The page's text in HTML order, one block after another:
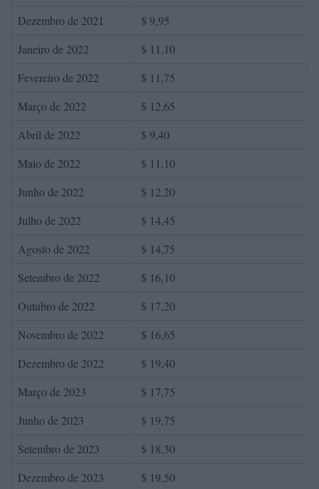
Dezembro de 2021
$ 9,95
Janeiro de 2022
$ 11,10
Fevereiro de 2022
$ 11,75
Março de 2022
$ 12,65
Abril de 2022
$ 9,40
Maio de 2022
$ 11,10
Junho de 2022
$ 12,20
Julho de 2022
$ 14,45
Agosto de 2022
$ 14,75
Setembro de 2022
$ 16,10
Outubro de 2022
$ 17,20
Novembro de 2022
$ 16,65
Dezembro de 2022
$ 19,40
Março de 2023
$ 17,75
Junho de 2023
$ 19,75
Setembro de 2023
$ 18,30
Dezembro de 2023
$ 19,50